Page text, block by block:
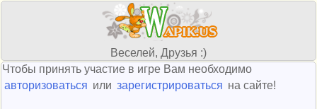
Веселей, Друзья :)
Чтобы принять участие в игре Вам необходимо
авторизоваться или зарегистрироваться на сайте!